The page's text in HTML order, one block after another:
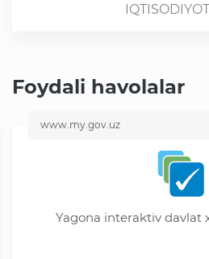
Foydali havolalar
www.my.gov.uz
Yagona interaktiv davlat